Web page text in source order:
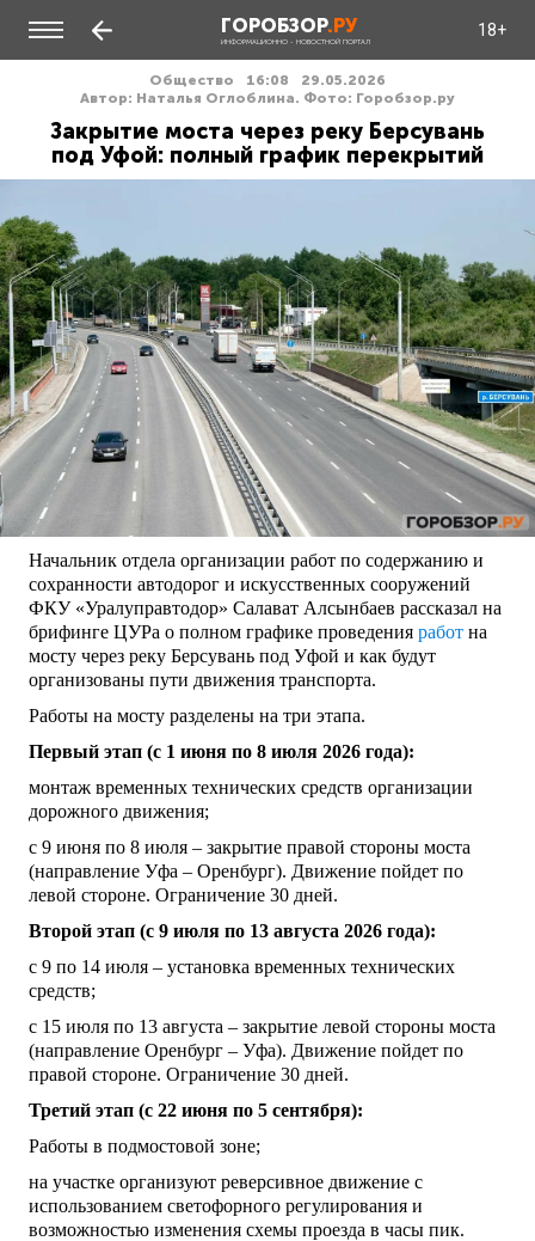
ГОРОБЗОР.РУ
ИНФОРМАЦИОННО - НОВОСТНОЙ ПОРТАЛ
18+
Общество 16:08
29.05.2026
Автор: Наталья Оглоблина. Фото: Горобзор.ру
Закрытие моста через реку Берсувань
под Уфой: полный график перекрытий
Начальник отдела организации работ по содержанию и
сохранности автодорог и искусственных сооружений
ФКУ «Уралуправтодор» Салават Алсынбаев рассказал на
брифинге ЦУРа о полном графике проведения работ на
мосту через реку Берсувань под Уфой и как будут
организованы пути движения транспорта.
Работы на мосту разделены на три этапа.
Первый этап (с 1 июня по 8 июля 2026 года):
монтаж временных технических средств организации
дорожного движения;
с 9 июня по 8 июля – закрытие правой стороны моста
(направление Уфа – Оренбург). Движение пойдет по
левой стороне. Ограничение 30 дней.
Второй этап (с 9 июля по 13 августа 2026 года):
с 9 по 14 июля – установка временных технических
средств;
с 15 июля по 13 августа – закрытие левой стороны моста
(направление Оренбург – Уфа). Движение пойдет по
правой стороне. Ограничение 30 дней.
Третий этап (с 22 июня по 5 сентября):
Работы в подмостовой зоне;
на участке организуют реверсивное движение с
использованием светофорного регулирования и
возможностью изменения схемы проезда в часы пик.